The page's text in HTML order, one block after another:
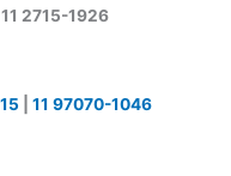
2715-1926
11 97070-1046